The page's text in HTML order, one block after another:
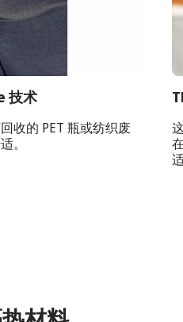
技术
收的 PET 瓶或纺织废
。